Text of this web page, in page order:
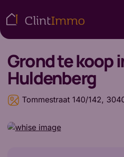
Grondte koop
Huldenberg
Tommestraat 140/142,